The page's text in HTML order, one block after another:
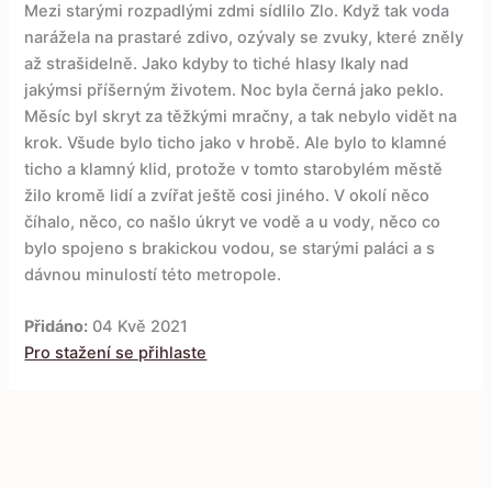
Mezi starými rozpadlými zdmi sídlilo Zlo. Když tak voda
narážela na prastaré zdivo, ozývaly se zvuky, které zněly
až strašidelně. Jako kdyby to tiché hlasy lkaly nad
jakýmsi příšerným životem. Noc byla černá jako peklo.
Měsíc byl skryt za těžkými mračny, a tak nebylo vidět na
krok. Všude bylo ticho jako v hrobě. Ale bylo to klamné
ticho a klamný klid, protože v tomto starobylém městě
žilo kromě lidí a zvířat ještě cosi jiného. V okolí něco
číhalo, něco, co našlo úkryt ve vodě a u vody, něco co
bylo spojeno s brakickou vodou, se starými paláci a s
dávnou minulostí této metropole.
Přidáno: 04 Kvě 2021
Pro stažení se přihlaste